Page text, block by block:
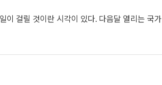
이 걸릴 것이란 시각이 있다. 다음달 열리는 국가